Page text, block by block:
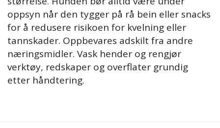
oppsyn når den tygger på rå bein eller snacks
for å redusere risikoen for kvelning eller
tannskader. Oppbevares adskilt fra andre
næringsmidler. Vask hender og rengjør
verktøy, redskaper og overflater grundig
etter håndtering.